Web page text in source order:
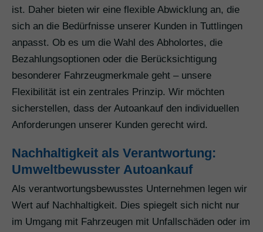
ist. Daher bieten wir eine flexible Abwicklung an, die
sich an die Bedürfnisse unserer Kunden in Tuttlingen
anpasst. Ob es um die Wahl des Abholortes, die
Bezahlungsoptionen oder die Berücksichtigung
besonderer Fahrzeugmerkmale geht – unsere
Flexibilität ist ein zentrales Prinzip. Wir möchten
sicherstellen, dass der Autoankauf den individuellen
Anforderungen unserer Kunden gerecht wird.
Nachhaltigkeit als Verantwortung:
Umweltbewusster Autoankauf
Als verantwortungsbewusstes Unternehmen legen wir
Wert auf Nachhaltigkeit. Dies spiegelt sich nicht nur
im Umgang mit Fahrzeugen mit Unfallschäden oder im